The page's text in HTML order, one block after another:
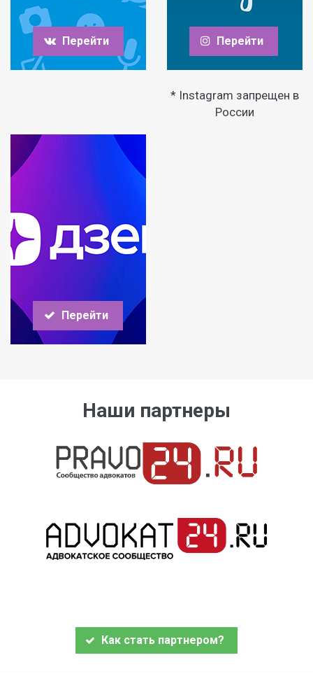
Перейти Перейти
* Instagram запрещен в
России
Перейти
Наши партнеры
Как стать партнером?